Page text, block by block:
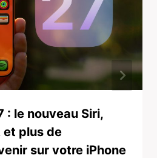
: le nouveau Siri,
et plus de
sur votre iPhone